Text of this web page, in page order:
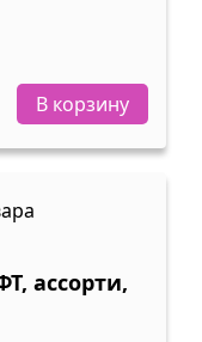
В корзину
ассорти,